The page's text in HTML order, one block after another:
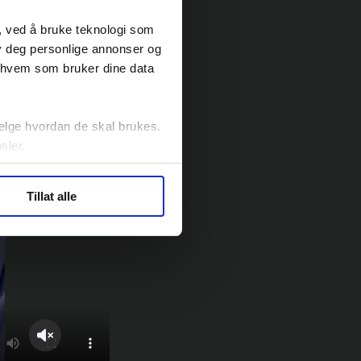
å bruke teknologi som
personlige annonser og
som bruker dine data
hvordan de skal brukes.
statistikk.
Tillat alle